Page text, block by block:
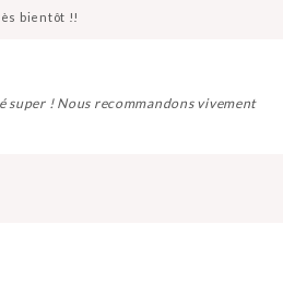
bientôt !!
! Nous recommandons vivement